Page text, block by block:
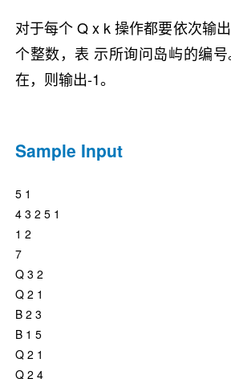
对于每个 Q x k 操作都要依次输
个整数，表 示所询问岛屿的编
在，则输出-1。
Sample Input
5 1
4 3 2 5 1
1 2
7
Q 3 2
Q 2 1
B 2 3
B 1 5
Q 2 1
Q 2 4